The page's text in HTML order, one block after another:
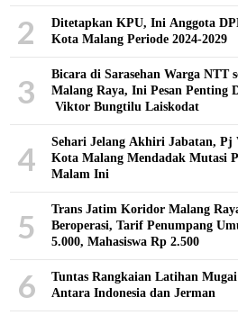
2
Ditetapkan KPU, Ini Anggota
Kota Malang Periode 2024-2029
3
Bicara di Sarasehan Warga NTT
Malang Raya, Ini Pesan Penting
Viktor Bungtilu Laiskodat
4
Sehari Jelang Akhiri Jabatan, Pj
Kota Malang Mendadak Mutasi
Malam Ini
5
Trans Jatim Koridor Malang
Beroperasi, Tarif Penumpang
5.000, Mahasiswa Rp 2.500
6
Tuntas Rangkaian Latihan Mugai Ryu
Antara Indonesia dan Jerman